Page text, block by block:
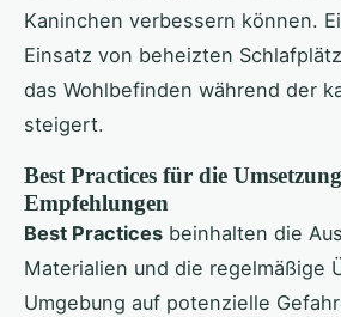
Kaninchen verbessern können.
Einsatz von beheizten
das Wohlbefinden während der
steigert.
Best Practices für die
Empfehlungen
Best Practices beinhalten die
Materialien und die regelmäßige
Umgebung auf potenzielle